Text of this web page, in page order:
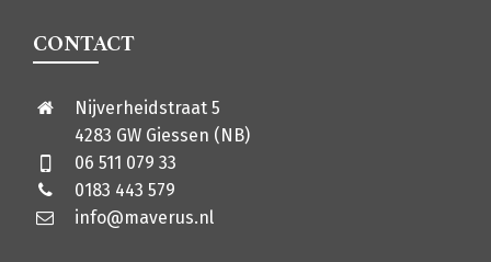
CONTACT
Nijverheidstraat 5
4283 GW Giessen (NB)
06 511 079 33
0183 443 579
info@maverus.nl